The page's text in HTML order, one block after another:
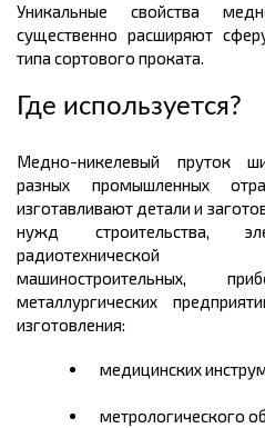
Уникальные свойства
существенно расширяют
типа сортового проката.
Где используется?
Медно-никелевый пруток
разных промышленных
изготавливают детали и
нужд строительства,
радиотехнической
машиностроительных,
металлургических
изготовления:
медицинских
метрологического